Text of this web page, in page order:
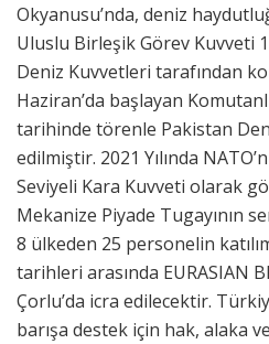
Okyanusu’nda, deniz
Uluslu Birleşik Görev Kuvveti
Deniz Kuvvetleri tarafından
Haziran’da başlayan
tarihinde törenle Pakistan
edilmiştir. 2021 Yılında
Seviyeli Kara Kuvveti olarak
Mekanize Piyade Tugayının
8 ülkeden 25 personelin
tarihleri arasında EURASIAN
Çorlu’da icra edilecektir.
barışa destek için hak, alaka